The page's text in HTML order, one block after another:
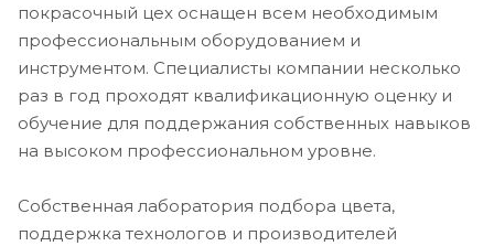
покрасочный цех оснащен всем необходимым
профессиональным оборудованием и
инструментом. Специалисты компании несколько
раз в год проходят квалификационную оценку и
обучение для поддержания собственных навыков
на высоком профессиональном уровне.
Собственная лаборатория подбора цвета,
поддержка технологов и производителей